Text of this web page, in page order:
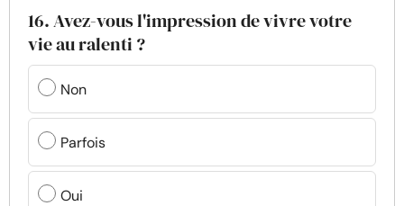
16. Avez-vous l'impression de vivre votre
vie au ralenti ?
Non
Parfois
Oui